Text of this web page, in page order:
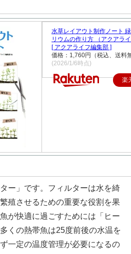
水草レイアウト制作ノート
リウムの作り方 （アクアラ
[ アクアライフ編集部 ]
価格：1,760円（税込、送料
(2026/1/6時点)
楽
ー」です。フィルターは水を綺
殖させるための重要な役割を果
が快適に過ごすためには「ヒー
くの熱帯魚は25度前後の水温を
一定の温度管理が必要になるの